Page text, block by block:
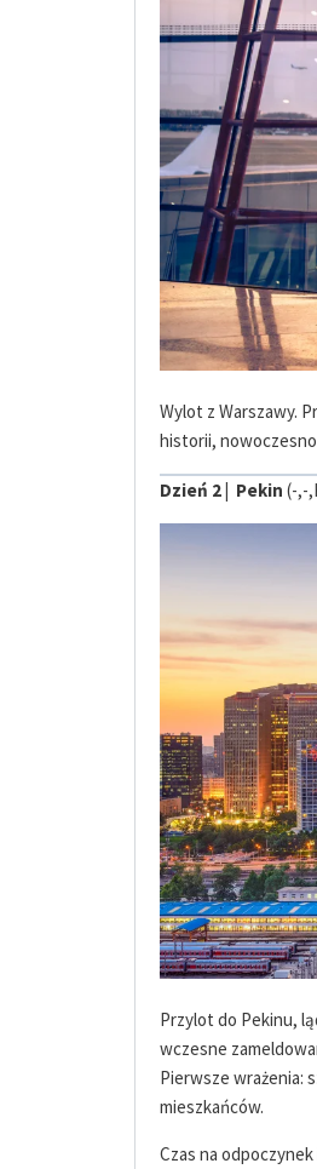
Wylot z Warszawy.
historii,
Dzień 2 | Pekin (-,-
Przylot do Pekinu,
wczesne
Pierwsze wrażenia:
mieszkańców.
Czas na